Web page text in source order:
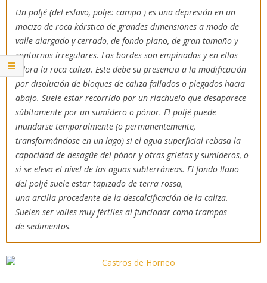
Un poljé (del eslavo, polje: campo ) es una depresión en un
macizo de roca kárstica de grandes dimensiones a modo de
valle alargado y cerrado, de fondo plano, de gran tamaño y
contornos irregulares. Los bordes son empinados y en ellos
aflora la roca caliza. Este debe su presencia a la modificación
por disolución de bloques de caliza fallados o plegados hacia
abajo. Suele estar recorrido por un riachuelo que desaparece
súbitamente por un sumidero o pónor. El poljé puede
inundarse temporalmente (o permanentemente,
transformándose en un lago) si el agua superficial rebasa la
capacidad de desagüe del pónor y otras grietas y sumideros, o
si se eleva el nivel de las aguas subterráneas. El fondo llano
del poljé suele estar tapizado de terra rossa,
una arcilla procedente de la descalcificación de la caliza.
Suelen ser valles muy fértiles al funcionar como trampas
de sedimentos.